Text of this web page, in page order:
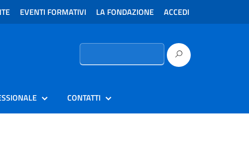
EVENTI FORMATIVI LA FONDAZIONE ACCEDI
Ricerca
CONTATTI